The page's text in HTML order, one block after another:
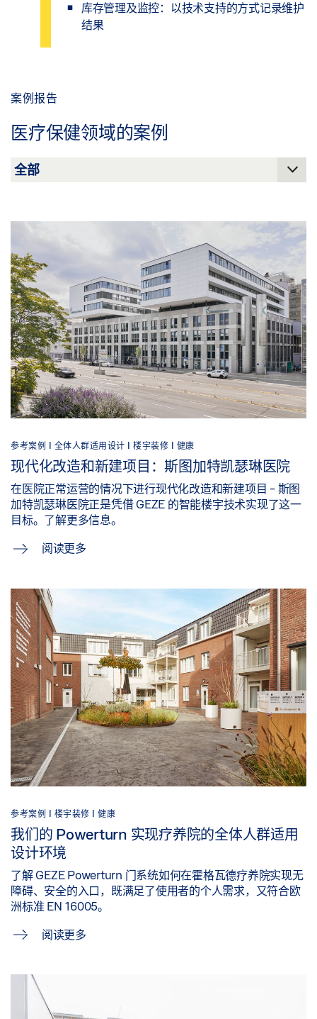
库存管理及监控：以技术支持的方式记录维护
结果
案例报告
医疗保健领域的案例
参考案例 | 全体人群适用设计 | 楼宇装修 | 健康
现代化改造和新建项目：斯图加特凯瑟琳医院
在医院正常运营的情况下进行现代化改造和新建项目 - 斯图
加特凯瑟琳医院正是凭借 GEZE 的智能楼宇技术实现了这一
目标。了解更多信息。
阅读更多
参考案例 | 楼宇装修 | 健康
我们的 Powerturn 实现疗养院的全体人群适用
设计环境
了解 GEZE Powerturn 门系统如何在霍格瓦德疗养院实现无
障碍、安全的入口，既满足了使用者的个人需求，又符合欧
洲标准 EN 16005。
阅读更多